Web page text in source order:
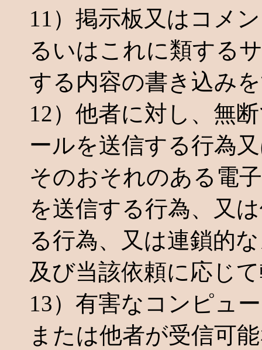
11）掲示板又はコメ
るいはこれに類する
する内容の書き込み
12）他者に対し、無
ールを送信する行為
そのおそれのある電
を送信する行為、又
る行為、又は連鎖的
及び当該依頼に応じ
13）有害なコンピュ
または他者が受信可